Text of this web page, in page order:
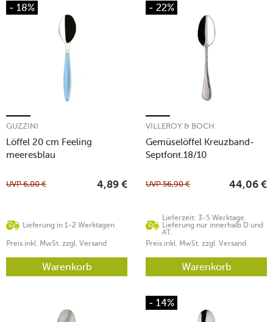
- 18%
Löffel 20 cm Feeling
meeresblau
GUZZINI
Lieferung in 1-2 Werktagen
UVP6,00 € 4,89 €
Preis inkl. MwSt. zzgl. Versand
Warenkorb
- 22%
Gemüselöffel Kreuzband-
Septfont.18/10
VILLEROY & BOCH
Lieferzeit: 3-5 Werktage.
Lieferung nur innerhalb D und
AT.
UVP56,90 € 44,06 €
Preis inkl. MwSt. zzgl. Versand
Warenkorb
- 14%